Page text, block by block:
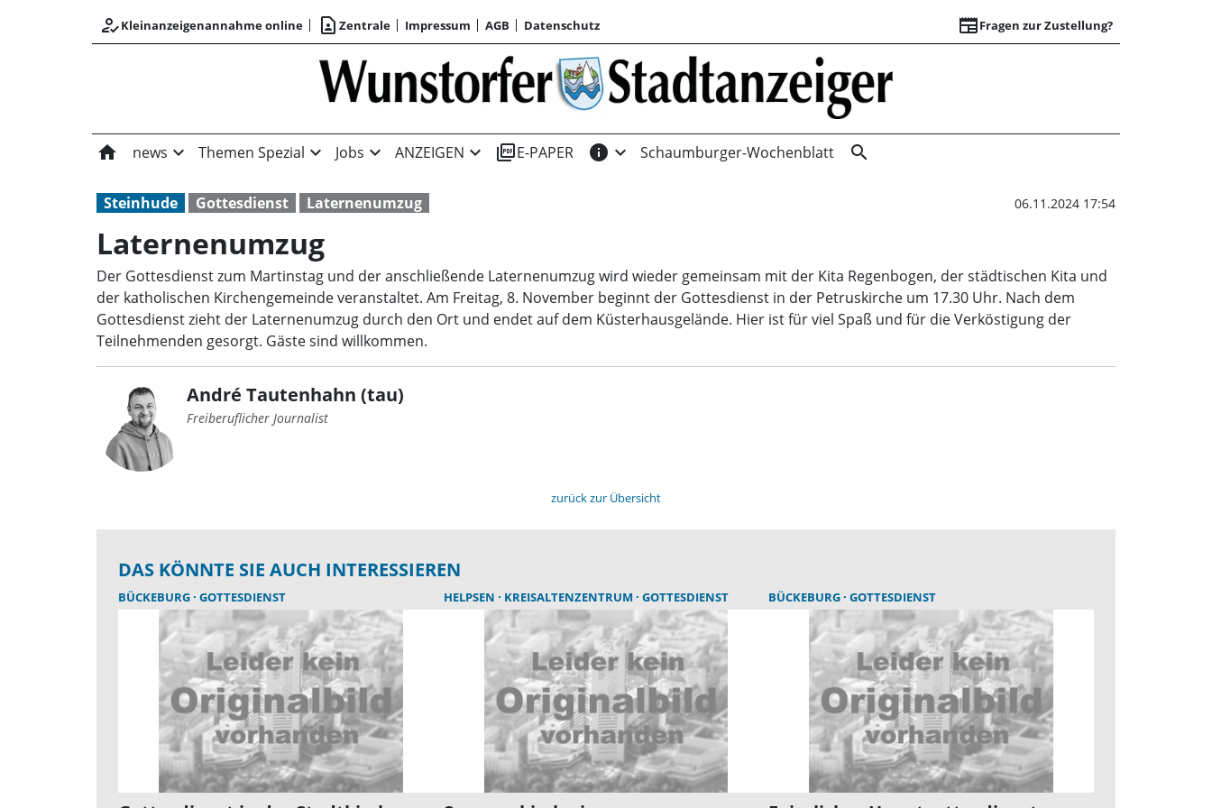
how_to_regKleinanzeigenannahme online contact_page Zentrale Impressum AGB Datenschutz newspaperFragen zur Zustellung?
Laternenumzug |
home news expand_more Themen Spezial expand_more Jobs expand_more ANZEIGEN expand_more picture_as_pdfE-PAPER info expand_more Schaumburger-Wochenblatt search
Steinhude Gottesdienst Laternenumzug 06.11.2024 17:54
Laternenumzug
Der Gottesdienst zum Martinstag und der anschließende Laternenumzug wird wieder gemeinsam mit der Kita Regenbogen, der städtischen Kita und
der katholischen Kirchengemeinde veranstaltet. Am Freitag, 8. November beginnt der Gottesdienst in der Petruskirche um 17.30 Uhr. Nach dem
Gottesdienst zieht der Laternenumzug durch den Ort und endet auf dem Küsterhausgelände. Hier ist für viel Spaß und für die Verköstigung der
Teilnehmenden gesorgt. Gäste sind willkommen.
André Tautenhahn (tau)
Freiberuflicher Journalist
zurück zur Übersicht
DAS KÖNNTE SIE AUCH INTERESSIEREN
BÜCKEBURG GOTTESDIENST HELPSEN KREISALTENZENTRUM GOTTESDIENST BÜCKEBURG GOTTESDIENST